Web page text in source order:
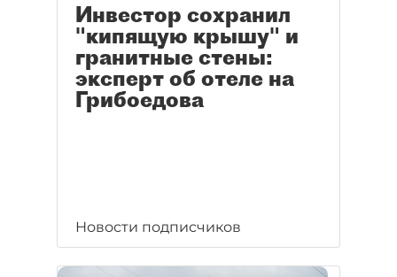
Инвестор сохранил
"кипящую крышу" и
гранитные стены:
эксперт об отеле на
Грибоедова
Новости подписчиков